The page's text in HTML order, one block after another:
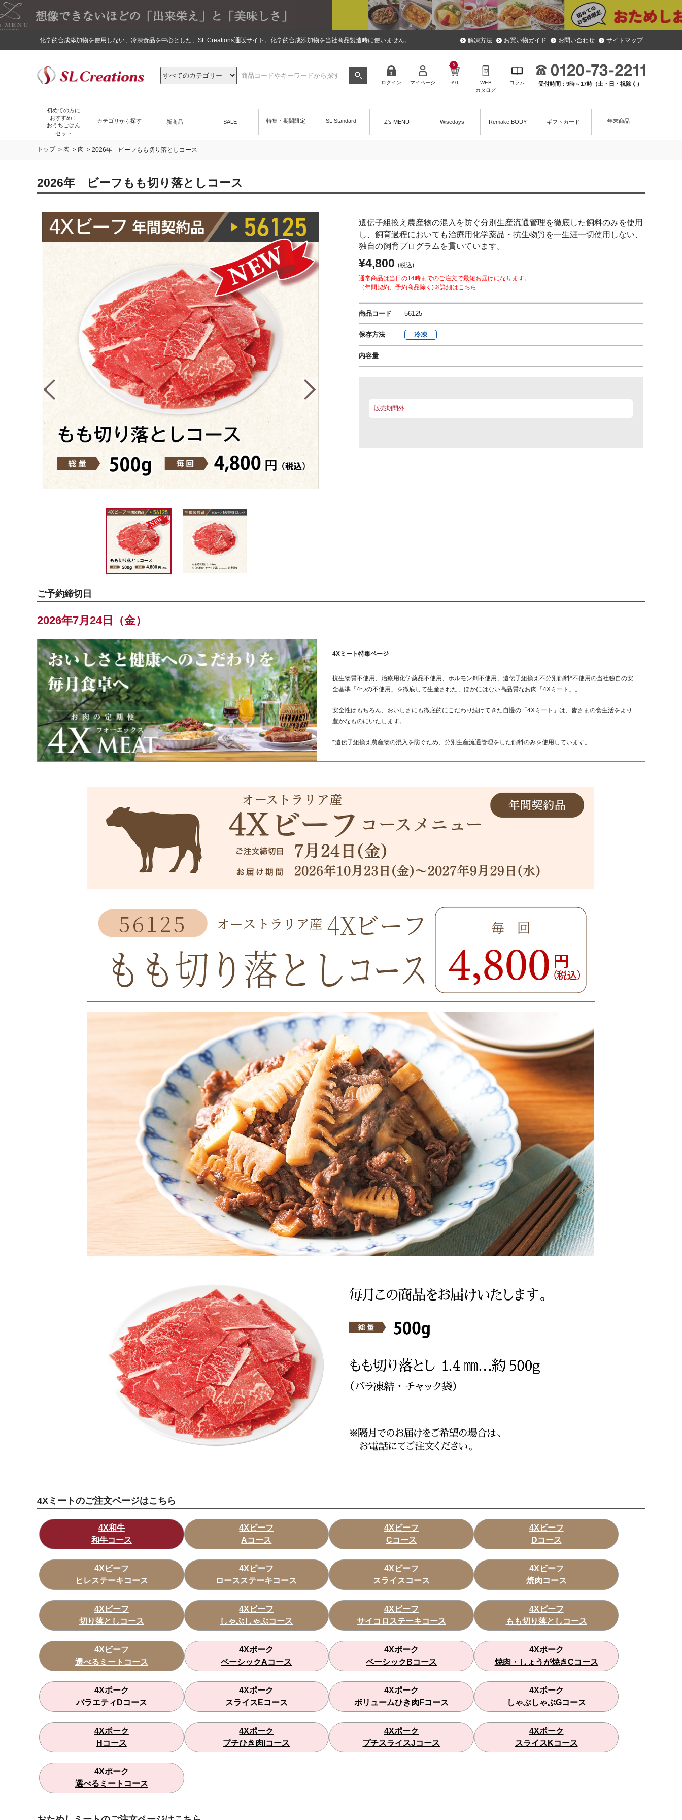
化学的合成添加物を使用しない、冷凍食品を中心とした、SL Creations通販サイト。化学的合成添加物を当社商品製造時に使いません。 解凍方法 お買い物ガイド お問い合わせ サイトマップ
受付時間：9時～17時（土・日・祝除く）
ログイン マイページ ￥0
0
WEB
カタログ
コラム
初めての方に
おすすめ！
おうちごはん
セット
カテゴリから探す 新商品 SALE 特集・期間限定 SL Standard Z's MENU Wisedays Remake BODY ギフトカード 年末商品
トップ> 肉 > 肉 > 2026年 ビーフもも切り落としコース
2026年 ビーフもも切り落としコース
遺伝子組換え農産物の混入を防ぐ分別生産流通管理を徹底した飼料のみを使用
し、飼育過程においても治療用化学薬品・抗生物質を一生涯一切使用しない、
独自の飼育プログラムを貫いています。
¥4,800 (税込)
通常商品は当日の14時までのご注文で最短お届けになります。
（年間契約、予約商品除く)※詳細はこちら
商品コード 56125
保存方法 冷凍
内容量
販売期間外
ご予約締切日
2026年7月24日（金）
4Xミート特集ページ
抗生物質不使用、治療用化学薬品不使用、ホルモン剤不使用、遺伝子組換え不分別飼料*不使用の当社独自の安
全基準「4つの不使用」を徹底して生産された、ほかにはない高品質なお肉「4Xミート」。
安全性はもちろん、おいしさにも徹底的にこだわり続けてきた自慢の「4Xミート」は、皆さまの食生活をより
豊かなものにいたします。
*遺伝子組換え農産物の混入を防ぐため、分別生産流通管理をした飼料のみを使用しています。
4Xミートのご注文ページはこちら
4X和牛
和牛コース
4Xビーフ
Aコース
4Xビーフ
Cコース
4Xビーフ
Dコース
4Xビーフ
ヒレステーキコース
4Xビーフ
ロースステーキコース
4Xビーフ
スライスコース
4Xビーフ
焼肉コース
4Xビーフ
切り落としコース
4Xビーフ
しゃぶしゃぶコース
4Xビーフ
サイコロステーキコース
4Xビーフ
もも切り落としコース
4Xビーフ
選べるミートコース
4Xポーク
ベーシックAコース
4Xポーク
ベーシックBコース
4Xポーク
焼肉・しょうが焼きCコース
4Xポーク
バラエティDコース
4Xポーク
スライスEコース
4Xポーク
ボリュームひき肉Fコース
4Xポーク
しゃぶしゃぶGコース
4Xポーク
Hコース
4Xポーク
プチひき肉Iコース
4Xポーク
プチスライスJコース
4Xポーク
スライスKコース
4Xポーク
選べるミートコース